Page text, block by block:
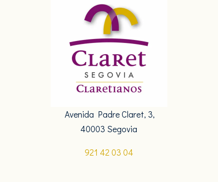
Avenida Padre Claret, 3,
40003 Segovia
921 42 03 04